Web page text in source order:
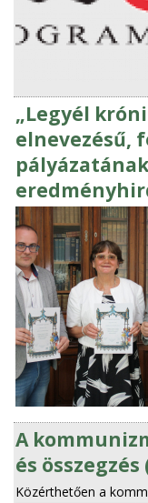
„Legyél
elnevezésű,
A
és
Közérthetően a